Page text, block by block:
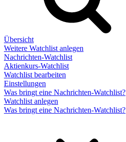
Übersicht
Weitere Watchlist anlegen
Nachrichten-Watchlist
Aktienkurs-Watchlist
Watchlist bearbeiten
Einstellungen
Was bringt eine Nachrichten-Watchlist?
Watchlist anlegen
Was bringt eine Nachrichten-Watchlist?